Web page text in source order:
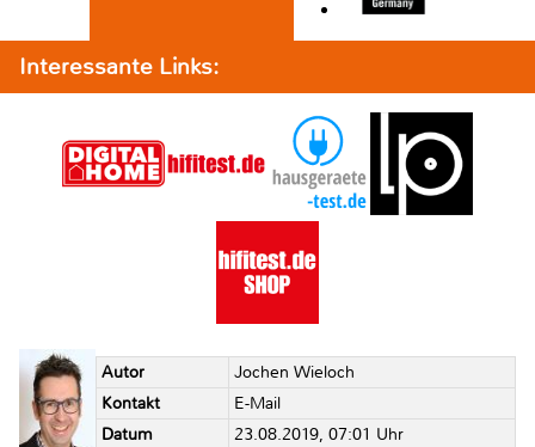
Interessante Links:
Autor
Jochen Wieloch
Kontakt
E-Mail
Datum
23.08.2019, 07:01 Uhr